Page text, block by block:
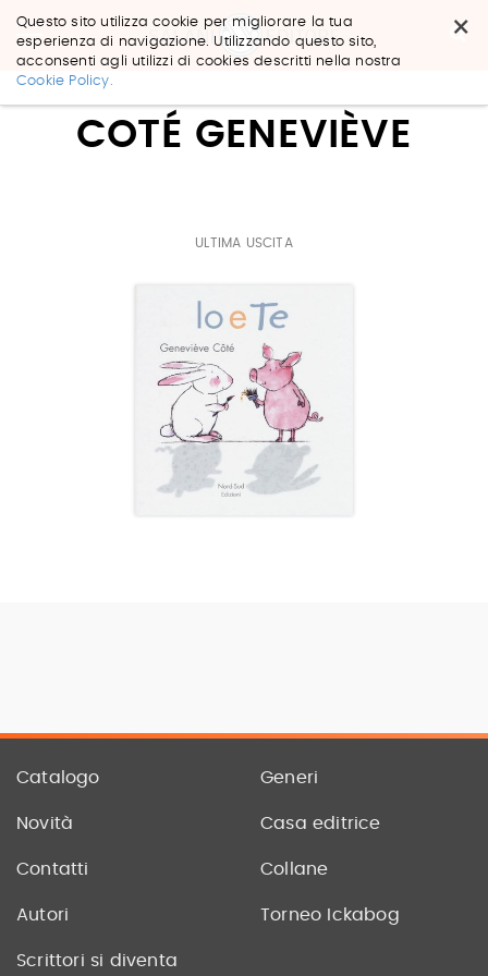
×
Questo sito utilizza cookie per migliorare la tua
esperienza di navigazione. Utilizzando questo sito,
acconsenti agli utilizzi di cookies descritti nella nostra
Cookie Policy.
Salta
COTÉ GENEVIÈVE
ULTIMA USCITA
Catalogo Generi
Novità Casa editrice
Contatti Collane
Autori Torneo Ickabog
Scrittori si diventa